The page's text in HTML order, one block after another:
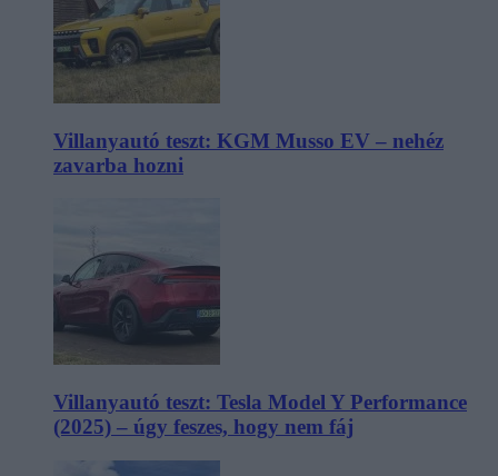
Villanyautó teszt: KGM Musso EV – nehéz
zavarba hozni
Villanyautó teszt: Tesla Model Y Performance
(2025) – úgy feszes, hogy nem fáj